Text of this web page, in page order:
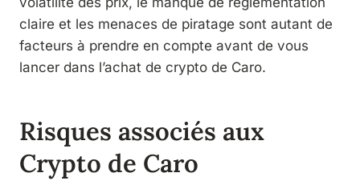
claire et les menaces de piratage sont autant de
facteurs à prendre en compte avant de vous
lancer dans l’achat de crypto de Caro.
Risques associés aux
Crypto de Caro